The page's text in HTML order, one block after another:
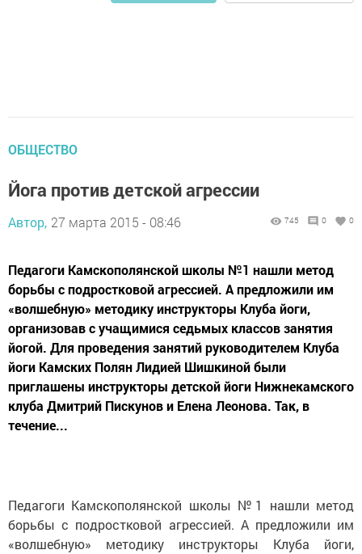
ОБЩЕСТВО
Йога против детской агрессии
Автор, 27 марта 2015 - 08:46 745 0 0
Педагоги Камскополянской школы №1 нашли метод
борьбы с подростковой агрессией. А предложили им
«волшебную» методику инструкторы Клуба йоги,
организовав с учащимися седьмых классов занятия
йогой. Для проведения занятий руководителем Клуба
йоги Камских Полян Лидией Шишкиной были
приглашены инструкторы детской йоги Нижнекамского
клуба Дмитрий Пискунов и Елена Леонова. Так, в
течение...
Педагоги Камскополянской школы №1 нашли метод
борьбы с подростковой агрессией. А предложили им
«волшебную» методику инструкторы Клуба йоги,